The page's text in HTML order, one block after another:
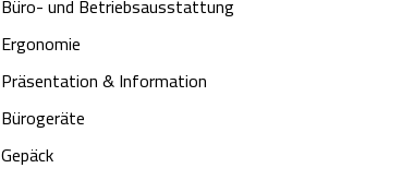
Büro- und Betriebsausstattung
Ergonomie
Präsentation & Information
Bürogeräte
Gepäck